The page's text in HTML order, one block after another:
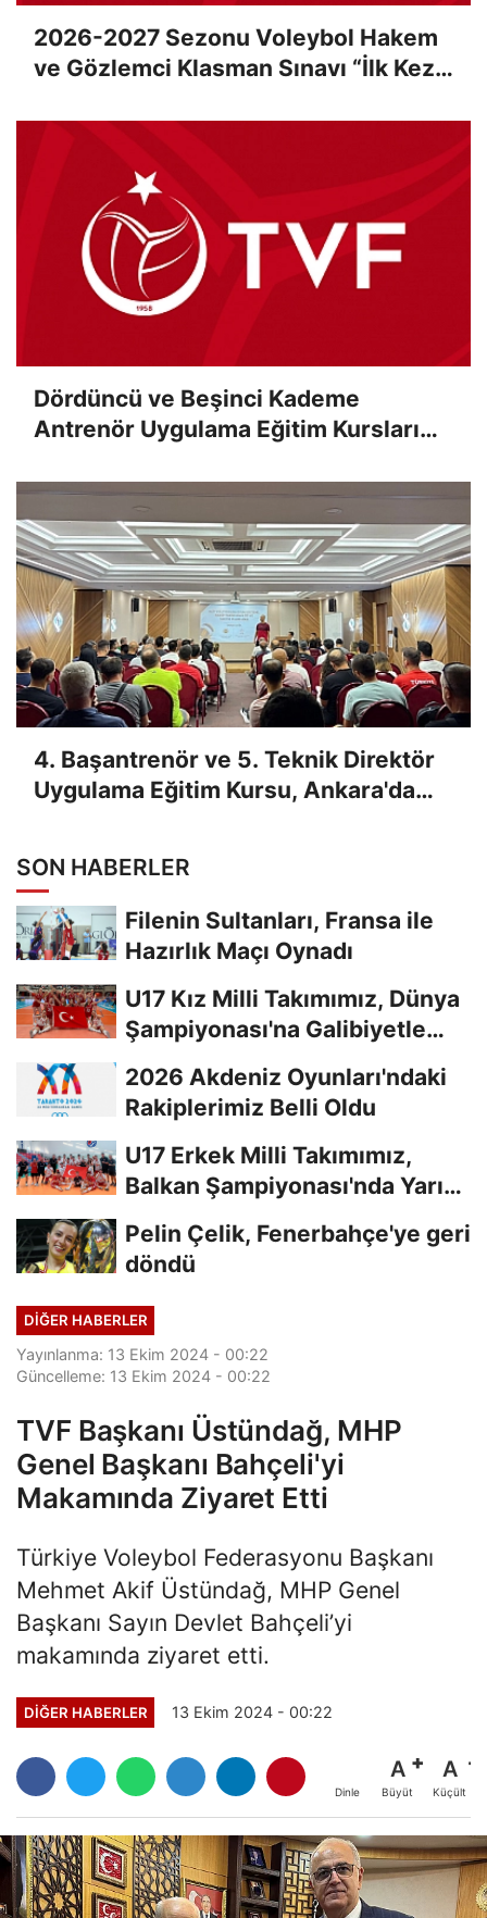
2026-2027 Sezonu Voleybol Hakem
ve Gözlemci Klasman Sınavı “İlk Kez”
Dördüncü ve Beşinci Kademe
Antrenör Uygulama Eğitim Kursları
4. Başantrenör ve 5. Teknik Direktör
Uygulama Eğitim Kursu, Ankara'da
SON HABERLER
Filenin Sultanları, Fransa ile
Hazırlık Maçı Oynadı
U17 Kız Milli Takımımız, Dünya
Şampiyonası'na Galibiyetle
2026 Akdeniz Oyunları'ndaki
Rakiplerimiz Belli Oldu
U17 Erkek Milli Takımımız,
Balkan Şampiyonası'nda Yarı
Pelin Çelik, Fenerbahçe'ye geri
döndü
DIĞER HABERLER
Yayınlanma: 13 Ekim 2024 - 00:22
Güncelleme: 13 Ekim 2024 - 00:22
TVF Başkanı Üstündağ, MHP
Genel Başkanı Bahçeli'yi
Makamında Ziyaret Etti
Türkiye Voleybol Federasyonu Başkanı
Mehmet Akif Üstündağ, MHP Genel
Başkanı Sayın Devlet Bahçeli’yi
makamında ziyaret etti.
DIĞER HABERLER 13 Ekim 2024 - 00:22
Dinle
A
Büyüt
A
Küçült